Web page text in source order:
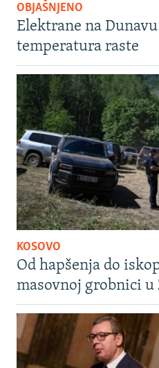
OBJAŠNJENO
Elektrane na
temperatura raste
KOSOVO
Od hapšenja do
masovnoj grobnici u